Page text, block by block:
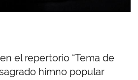
el repertorio “Tema de
himno popular